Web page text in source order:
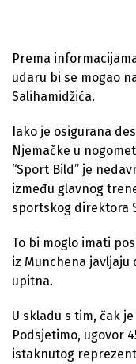
Prema
udaru bi se mogao
Salihamidžića.
Iako je osigurana
Njemačke u
“Sport Bild” je
između glavnog
sportskog direktora
To bi moglo imati
iz Munchena javljaju
upitna.
U skladu s tim, čak
Podsjetimo, ugovor
istaknutog